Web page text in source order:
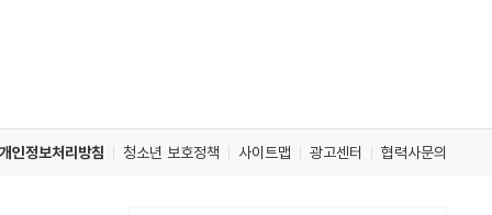
개인정보처리방침 청소년 보호정책 사이트맵 광고센터 협력사문의